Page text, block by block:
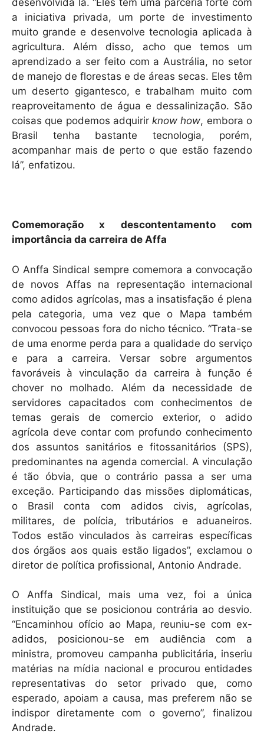
desenvolvida lá. “Eles têm uma parceria forte com
a iniciativa privada, um porte de investimento
muito grande e desenvolve tecnologia aplicada à
agricultura. Além disso, acho que temos um
aprendizado a ser feito com a Austrália, no setor
de manejo de florestas e de áreas secas. Eles têm
um deserto gigantesco, e trabalham muito com
reaproveitamento de água e dessalinização. São
coisas que podemos adquirirknow how, embora o
Brasil tenha bastante tecnologia, porém,
acompanhar mais de perto o que estão fazendo
lá”, enfatizou.
Comemoração x descontentamento com
importância da carreira de Affa
O Anffa Sindical sempre comemora a convocação
de novos Affas na representação internacional
como adidos agrícolas, mas a insatisfação é plena
pela categoria, uma vez que o Mapa também
convocou pessoas fora do nicho técnico. “Trata-se
de uma enorme perda para a qualidade do serviço
e para a carreira. Versar sobre argumentos
favoráveis à vinculação da carreira à função é
chover no molhado. Além da necessidade de
servidores capacitados com conhecimentos de
temas gerais de comercio exterior, o adido
agrícola deve contar com profundo conhecimento
dos assuntos sanitários e fitossanitários (SPS),
predominantes na agenda comercial. A vinculação
é tão óbvia, que o contrário passa a ser uma
exceção. Participando das missões diplomáticas,
o Brasil conta com adidos civis, agrícolas,
militares, de polícia, tributários e aduaneiros.
Todos estão vinculados às carreiras específicas
dos órgãos aos quais estão ligados”, exclamou o
diretor de política profissional, Antonio Andrade.
O Anffa Sindical, mais uma vez, foi a única
instituição que se posicionou contrária ao desvio.
“Encaminhou ofício ao Mapa, reuniu-se com ex-
adidos, posicionou-se em audiência com a
ministra, promoveu campanha publicitária, inseriu
matérias na mídia nacional e procurou entidades
representativas do setor privado que, como
esperado, apoiam a causa, mas preferem não se
indispor diretamente com o governo”, finalizou
Andrade.